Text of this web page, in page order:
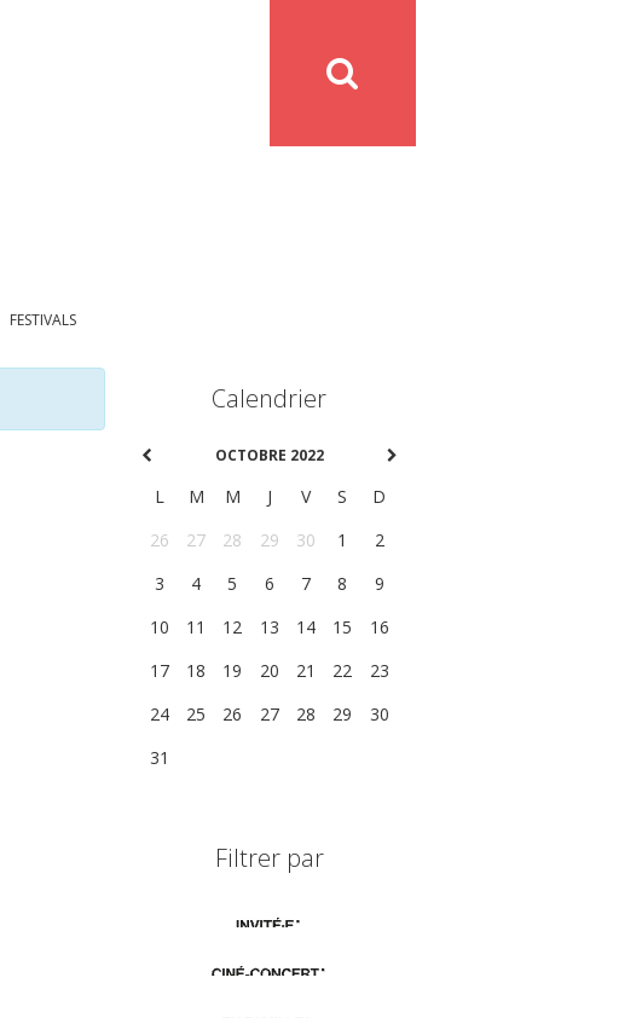
FESTIVALS
Calendrier
OCTOBRE 2022
L M M J V S
D
26
27 28 29 30 1
2
3
4 5 6 7 8
9
10
11 12 13 14 15
16
17
18 19 20 21 22
23
24
25 26 27 28 29
30
31
Filtrer par